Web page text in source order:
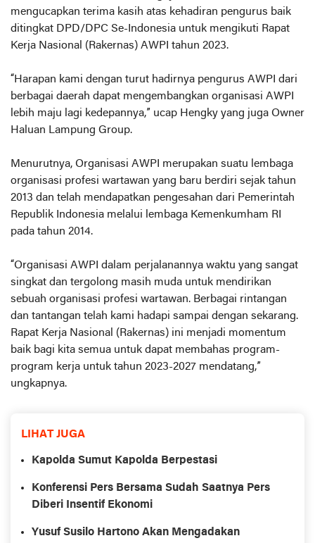
mengucapkan terima kasih atas kehadiran pengurus baik
ditingkat DPD/DPC Se-Indonesia untuk mengikuti Rapat
Kerja Nasional (Rakernas) AWPI tahun 2023.
“Harapan kami dengan turut hadirnya pengurus AWPI dari
berbagai daerah dapat mengembangkan organisasi AWPI
lebih maju lagi kedepannya,” ucap Hengky yang juga Owner
Haluan Lampung Group.
Menurutnya, Organisasi AWPI merupakan suatu lembaga
organisasi profesi wartawan yang baru berdiri sejak tahun
2013 dan telah mendapatkan pengesahan dari Pemerintah
Republik Indonesia melalui lembaga Kemenkumham RI
pada tahun 2014.
“Organisasi AWPI dalam perjalanannya waktu yang sangat
singkat dan tergolong masih muda untuk mendirikan
sebuah organisasi profesi wartawan. Berbagai rintangan
dan tantangan telah kami hadapi sampai dengan sekarang.
Rapat Kerja Nasional (Rakernas) ini menjadi momentum
baik bagi kita semua untuk dapat membahas program-
program kerja untuk tahun 2023-2027 mendatang,”
ungkapnya.
LIHAT JUGA
Kapolda Sumut Kapolda Berpestasi
Konferensi Pers Bersama Sudah Saatnya Pers
Diberi Insentif Ekonomi
Yusuf Susilo Hartono Akan Mengadakan